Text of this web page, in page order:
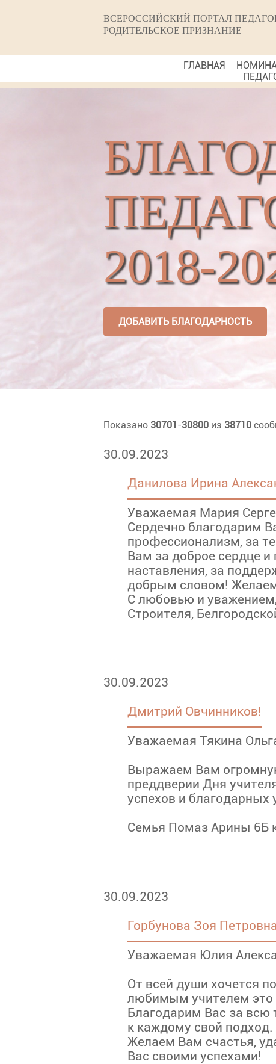
ВСЕРОССИЙСКИЙ ПОРТАЛ
РОДИТЕЛЬСКОЕ ПРИЗНАНИЕ
ГЛАВНАЯ
2018-
ДОБАВИТЬ БЛАГОДАРНОСТЬ
Показано 30701 -30800 из 38710
30.09.2023
Данилова Ирина
Уважаемая Мария
Сердечно благодарим
профессионализм, за
Вам за доброе сердце
наставления, за
добрым словом! Желаем
С любовью и
Строителя,
30.09.2023
Дмитрий Овчинников!
Уважаемая Тякина
Выражаем Вам
преддверии Дня
успехов и благодарных
Семья Помаз Арины 6Б
30.09.2023
Горбунова Зоя
Уважаемая Юлия
От всей души хочется
любимым учителем это
Благодарим Вас за всю
к каждому свой подход.
Желаем Вам счастья,
Вас своими успехами!